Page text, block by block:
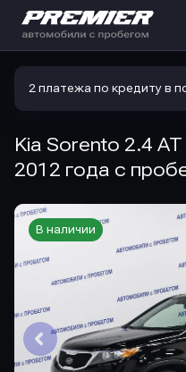
2 платежа по кредиту в
Kia Sorento 2.4
2012 года с
В наличии